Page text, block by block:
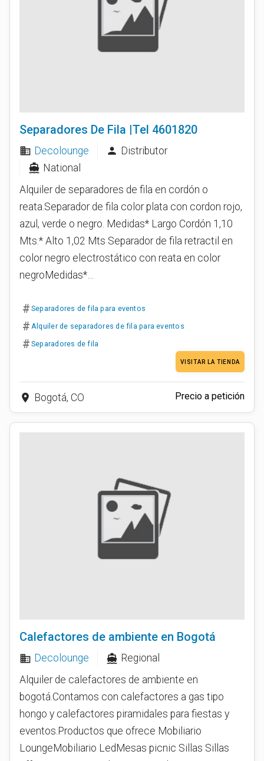
Separadores De Fila |Tel 4601820
business Decolounge person Distributor
directions_boat National
Alquiler de separadores de fila en cordón o
reata.Separador de fila color plata con cordon rojo,
azul, verde o negro. Medidas* Largo Cordón 1,10
Mts.* Alto 1,02 Mts Separador de fila retractil en
color negro electrostático con reata en color
negroMedidas*…
# Separadores de fila para eventos
# Alquiler de separadores de fila para eventos
# Separadores de fila
VISITAR LA TIENDA
place Bogotá, CO Precio a petición
Calefactores de ambiente en Bogotá
business Decolounge directions_boat Regional
Alquiler de calefactores de ambiente en
bogotá.Contamos con calefactores a gas tipo
hongo y calefactores piramidales para fiestas y
eventos.Productos que ofrece Mobiliario
LoungeMobiliario LedMesas picnic Sillas Sillas